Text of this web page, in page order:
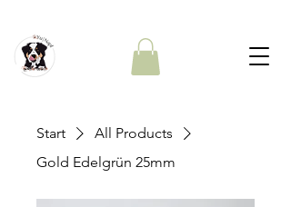
Start
All Products
Gold Edelgrün 25mm